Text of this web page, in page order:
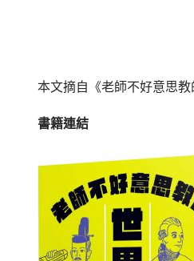
本文摘自 《老師不好意思
書籍連結